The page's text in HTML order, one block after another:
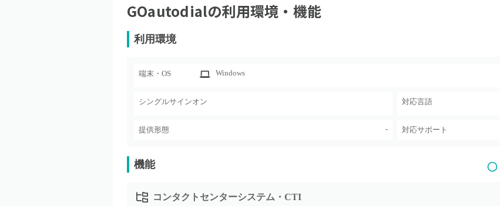
GOautodialの利用環境・機能
利用環境
端末・OS Windows
シングルサインオン 対応言語
提供形態 - 対応サポート
機能
コンタクトセンターシステム・CTI